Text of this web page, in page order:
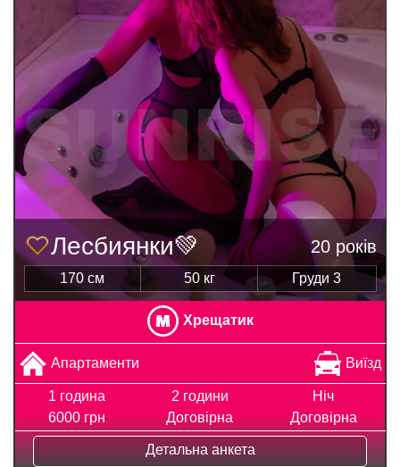
Лесбиянки💚 20 років
170 см 50 кг Груди 3
Хрещатик
Апартаменти Виїзд
1 година
6000 грн
2 години
Договірна
Ніч
Договірна
Детальна анкета